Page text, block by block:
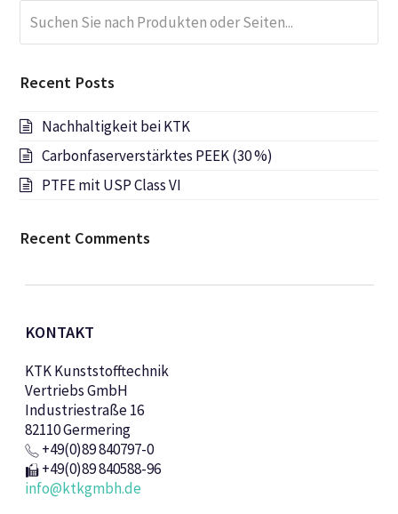
Sie
nach
oder
Recent Posts
Nachhaltigkeit bei KTK
Carbonfaserverstärktes PEEK (30 %)
PTFE mit USP Class VI
Recent Comments
KONTAKT
KTK Kunststofftechnik
Vertriebs GmbH
Industriestraße 16
82110 Germering
+49(0)89 840797-0
+49(0)89 840588-96
info@ktkgmbh.de